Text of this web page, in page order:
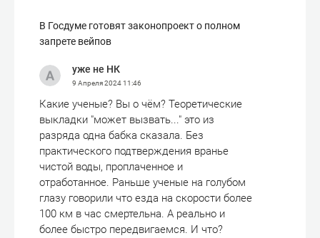
В Госдуме готовят законопроект о полном
запрете вейпов
уже не НК
9 Апреля 202411:46
Какие ученые? Вы о чём? Теоретические
выкладки "может вызвать..." это из
разряда одна бабка сказала. Без
практического подтверждения вранье
чистой воды, проплаченное и
отработанное. Раньше ученые на голубом
глазу говорили что езда на скорости более
100 км в час смертельна. А реально и
более быстро передвигаемся. И что?